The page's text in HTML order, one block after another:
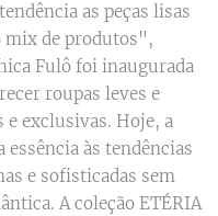
as peças lisas
mix de produtos",
Fulô foi inaugurada
roupas leves e
e exclusivas. Hoje, a
às tendências
e sofisticadas sem
A coleção ETÉRIA